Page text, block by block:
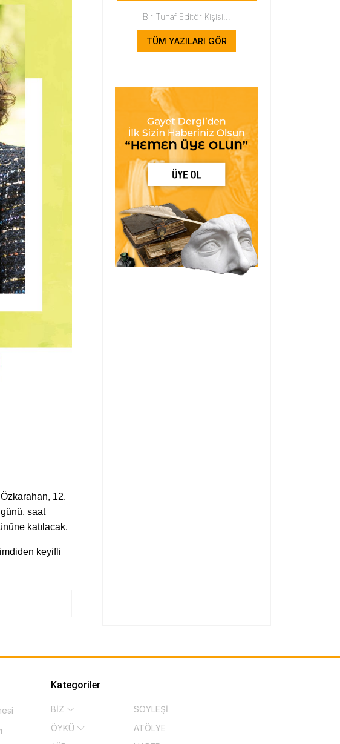
12.
saat
katılacak.
keyifli
Bir Tuhaf Editör Kişisi...
TÜM YAZILARI GÖR
Kategoriler
BİZ
ÖYKÜ
SÖYLEŞİ
ATÖLYE